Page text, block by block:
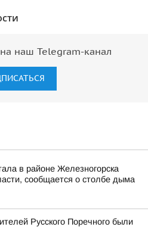
наш Telegram-канал
в районе Железногорска
сообщается о столбе дыма
Русского Поречного были